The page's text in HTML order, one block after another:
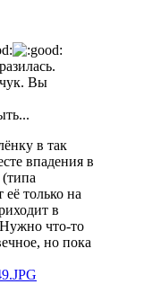
Вы
в так
впадения в
только на
в
Нужно что-то
но пока